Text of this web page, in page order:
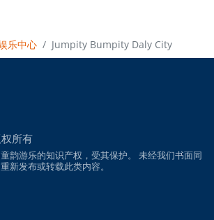
乐中心 Jumpity Bumpity Daly City
所有
韵游乐的知识产权，受其保护。 未经我们书面同
新发布或转载此类内容。